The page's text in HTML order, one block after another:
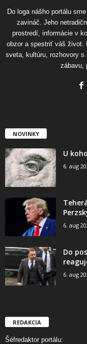
Do loga nášho portálu
zavináč. Jeho
prostredí, informácie v
obzor a spestriť váš život.
sveta, kultúru, rozhovory
zábavu,
NOVINKY
U
6. aug
6. aug
Do
6. aug
REDAKCIA
Šéfredaktor portálu: